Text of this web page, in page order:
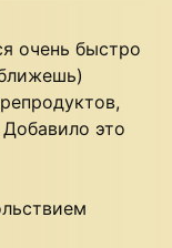
очень быстро
это